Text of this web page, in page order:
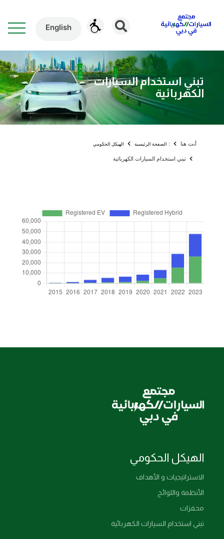
English
تبني استخدام السيارات
الكهربائية
أنت هنا : الصفحة الرئيسية الهيكل الحكومي
تبني استخدام السيارات الكهربائية
الهيكل الحكومي
الاستراتيجيات و الأهداف
الأنظمة واللوائح
محفزات
تبني استخدام السيارات الكهربائية